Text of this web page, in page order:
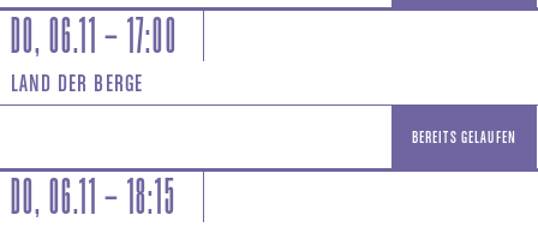
DO, 06.11 – 17:00
LAND DER BERGE
BEREITS GELAUFEN
DO, 06.11 – 18:15